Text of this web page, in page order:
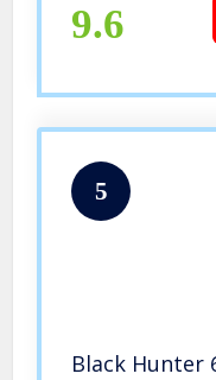
9.6
5
Black Hunter